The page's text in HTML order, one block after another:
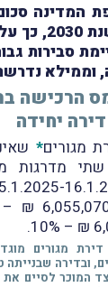
מיליארד ₪
סבירות
וממילא
הרכישה
יחידה
מגורים*
שתי מדרגות
מגורים
ובדירה
המוכר לסיים את